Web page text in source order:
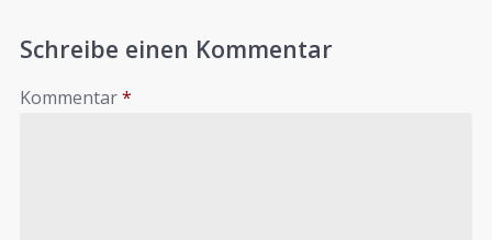
Schreibe einen Kommentar
Kommentar*